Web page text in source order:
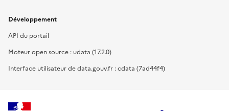
Développement
API du portail
Moteur open source : udata (17.2.0)
Interface utilisateur de data.gouv.fr : cdata (7ad44f4)